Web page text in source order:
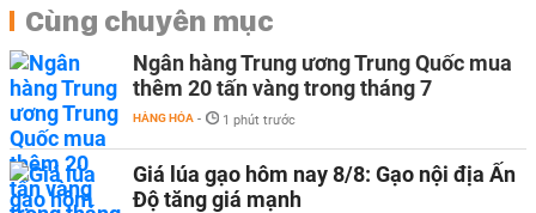
Cùng chuyên mục
Ngân hàng Trung ương Trung Quốc mua
thêm 20 tấn vàng trong tháng 7
HÀNG HÓA - 1 phút trước
Giá lúa gạo hôm nay 8/8: Gạo nội địa Ấn
Độ tăng giá mạnh